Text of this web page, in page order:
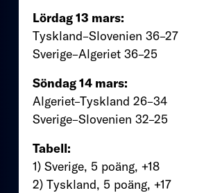
Lördag 13 mars:
Tyskland–Slovenien 36–27
Sverige–Algeriet 36–25
Söndag 14 mars:
Algeriet–Tyskland 26–34
Sverige–Slovenien 32–25
Tabell:
1) Sverige, 5 poäng, +18
2) Tyskland, 5 poäng, +17